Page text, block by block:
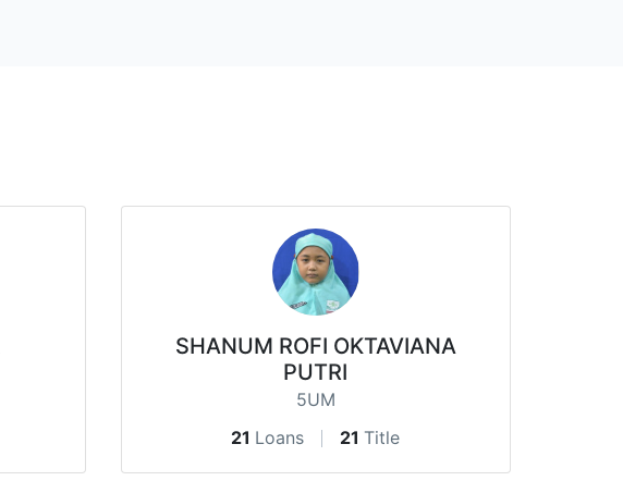
SHANUM ROFI OKTAVIANA
PUTRI
5UM
21 Loans 21 Title